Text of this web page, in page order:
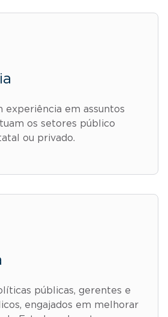
experiência em assuntos
os setores público
ou privado.
públicas, gerentes e
engajados em melhorar